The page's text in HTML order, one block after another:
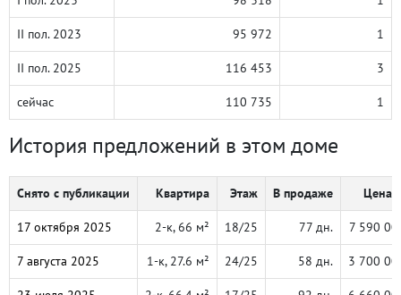
II пол. 2023 95 972 1
II пол. 2025 116 453 3
сейчас 110 735 1
История предложений в этом доме
Снято с публикации Квартира Этаж В продаже Цена,
17 октября 2025 2-к, 66 м² 18/25 77 дн. 7 590
7 августа 2025 1-к, 27.6 м² 24/25 58 дн. 3 700